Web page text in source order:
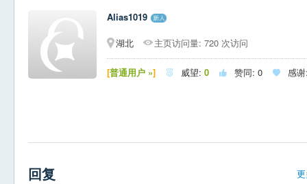
Alias1019
湖北
主页访问量: 720 次访问
[普通用户 »]  威望: 0  赞同: 0  感
回复